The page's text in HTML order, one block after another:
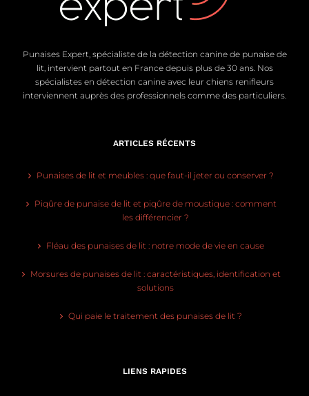
Punaises Expert, spécialiste de la détection canine de punaise de
lit, intervient partout en France depuis plus de 30 ans. Nos
spécialistes en détection canine avec leur chiens renifleurs
interviennent auprès des professionnels comme des particuliers.
ARTICLES RÉCENTS
Punaises de lit et meubles : que faut-il jeter ou conserver ?
Piqûre de punaise de lit et piqûre de moustique : comment
les différencier ?
Fléau des punaises de lit : notre mode de vie en cause
Morsures de punaises de lit : caractéristiques, identification et
solutions
Qui paie le traitement des punaises de lit ?
LIENS RAPIDES